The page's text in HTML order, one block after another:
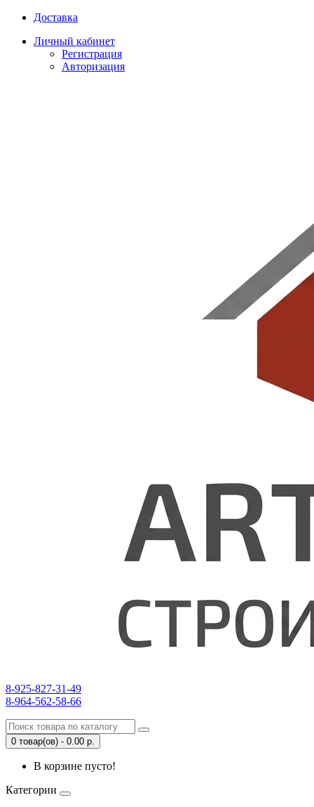
Доставка
Личный кабинет
Регистрация
Авторизация
8-925-827-31-49
8-964-562-58-66
0 товар(ов) - 0.00 р.
В корзине пусто!
Категории